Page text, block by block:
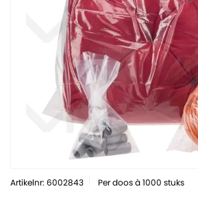
Artikelnr: 6002843 Per doos à 1000 stuks